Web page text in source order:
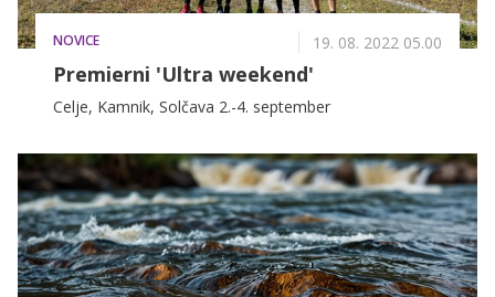
NOVICE 19. 08. 2022 05.00
Premierni 'Ultra weekend'
Celje, Kamnik, Solčava 2.-4. september